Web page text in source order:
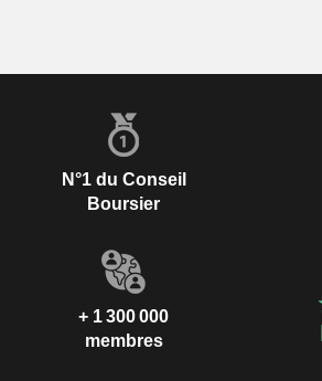
N°1 du Conseil
Boursier
+ 1 300 000
membres